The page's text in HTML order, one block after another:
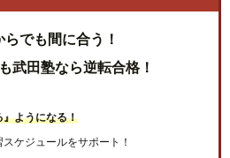
らでも間に合う！
武田塾なら逆転合格！
』ようになる！
スケジュールをサポート！